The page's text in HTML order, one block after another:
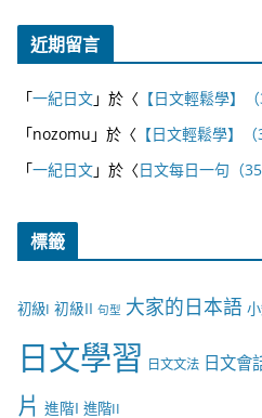
近期留言
「一紀日文」於〈 【日文輕鬆學】
「nozomu 」於〈 【日文輕鬆學】
「一紀日文」於〈日文每日一句（
標籤
初級I 初級II 句型 大家的日本語
日文學習 日文文法 日文會
片 進階I 進階II